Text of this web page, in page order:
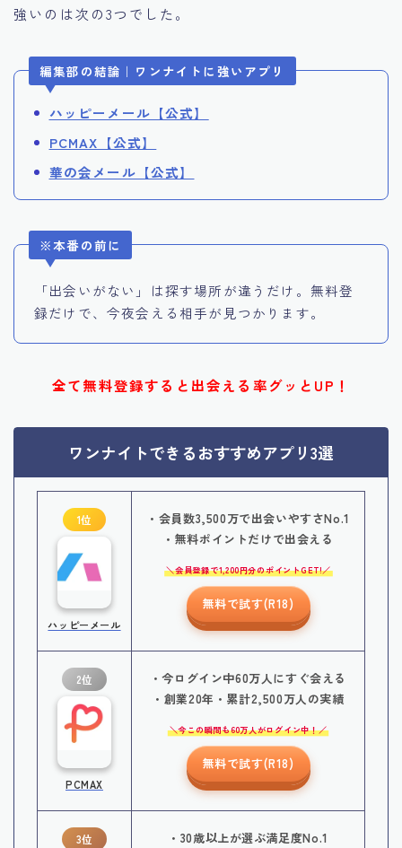
強いのは次の3つでした。
編集部の結論｜ワンナイトに強いアプリ
ハッピーメール【公式】
PCMAX【公式】
華の会メール【公式】
※本番の前に
「出会いがない」は探す場所が違うだけ。無料登
録だけで、今夜会える相手が見つかります。
全て無料登録すると出会える率グッとUP！
ワンナイトできるおすすめアプリ3選
1位
ハッピーメール
・会員数3,500万で出会いやすさNo.1
・無料ポイントだけで出会える
会員登録で1,200円分のポイントGET!
無料で試す(R18)
2位
PCMAX
・今ログイン中60万人にすぐ会える
・創業20年・累計2,500万人の実績
今この瞬間も60万人がログイン中！
無料で試す(R18)
3位
・30歳以上が選ぶ満足度No.1